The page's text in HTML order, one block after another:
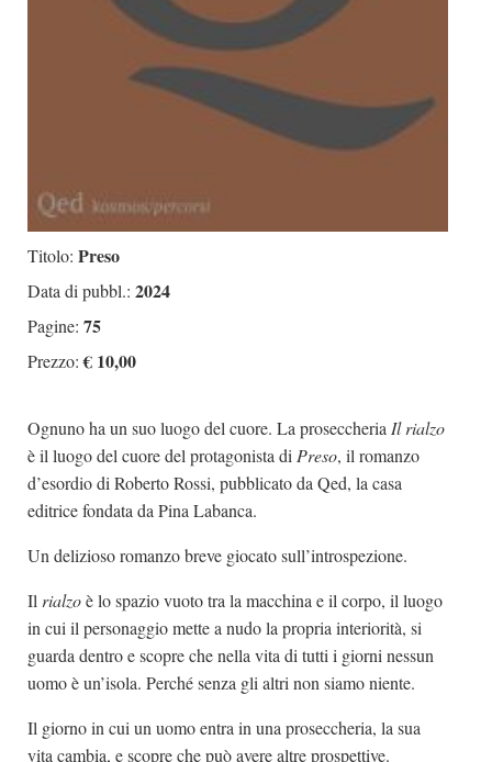
Tabù Festival 2014
Salone di Torino
Titolo: Preso
Data di pubbl.: 2024
Pagine: 75
Prezzo:€ 10,00
Ognuno ha un suo luogo del cuore. La proseccheria Il rialzo
è il luogo del cuore del protagonista di Preso, il romanzo
d’esordio di Roberto Rossi, pubblicato da Qed, la casa
editrice fondata da Pina Labanca.
Un delizioso romanzo breve giocato sull’introspezione.
Il rialzoè lo spazio vuoto tra la macchina e il corpo, il luogo
in cui il personaggio mette a nudo la propria interiorità, si
guarda dentro e scopre che nella vita di tutti i giorni nessun
uomo è un’isola. Perché senza gli altri non siamo niente.
Il giorno in cui un uomo entra in una proseccheria, la sua
vita cambia, e scopre che può avere altre prospettive.